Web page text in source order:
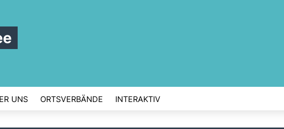
UNS ORTSVERBÄNDE INTERAKTIV